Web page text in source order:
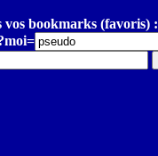
vos bookmarks (favoris) :